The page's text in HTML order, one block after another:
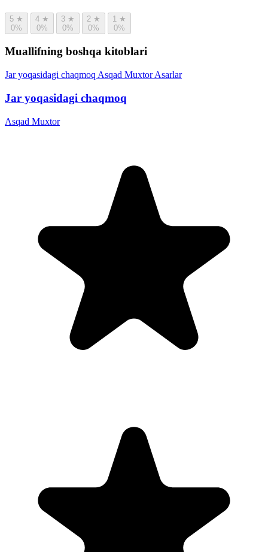
5 ★
0%
4 ★
0%
3 ★
0%
2 ★
0%
1 ★
0%
Muallifning boshqa kitoblari
Jar yoqasidagi chaqmoq Asqad Muxtor Asarlar
Jar yoqasidagi chaqmoq
Asqad Muxtor